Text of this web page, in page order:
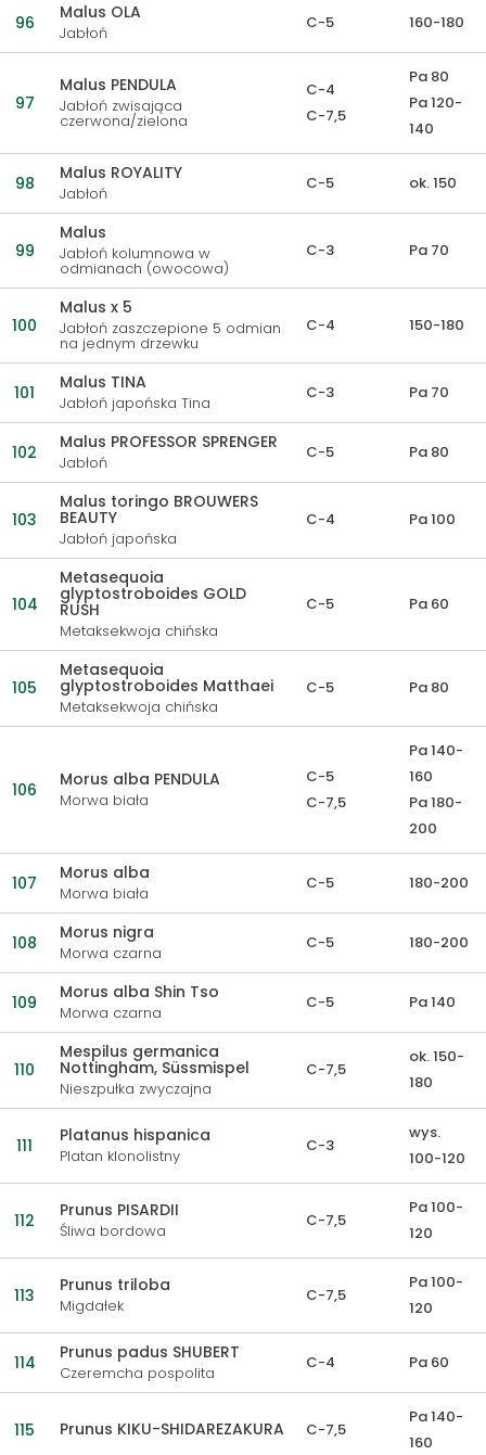
96 Malus OLA
Jabłoń
C-5 160-180
97
Malus PENDULA
Jabłoń zwisająca
czerwona/zielona
C-4
C-7,5
Pa 80
Pa 120-
140
98 Malus ROYALITY
Jabłoń
C-5 ok. 150
99
Malus
Jabłoń kolumnowa w
odmianach (owocowa)
C-3 Pa 70
100
Malus x 5
Jabłoń zaszczepione 5 odmian
na jednym drzewku
C-4 150-180
101 Malus TINA
Jabłoń japońska Tina
C-3 Pa 70
102 Malus PROFESSOR SPRENGER
Jabłoń
C-5 Pa 80
103
Malus toringo BROUWERS
BEAUTY
Jabłoń japońska
C-4 Pa 100
104
Metasequoia
glyptostroboides GOLD
RUSH
Metaksekwoja chińska
C-5 Pa 60
105
Metasequoia
glyptostroboides Matthaei
Metaksekwoja chińska
C-5 Pa 80
106 Morus alba PENDULA
Morwa biała
C-5
C-7,5
Pa 140-
160
Pa 180-
200
107 Morus alba
Morwa biała
C-5 180-200
108 Morus nigra
Morwa czarna
C-5 180-200
109 Morus alba Shin Tso
Morwa czarna
C-5 Pa 140
110
Mespilus germanica
Nottingham, Süssmispel
Nieszpułka zwyczajna
C-7,5
ok. 150-
180
111 Platanus hispanica
Platan klonolistny
C-3
wys.
100-120
112 Prunus PISARDII
Śliwa bordowa
C-7,5
Pa 100-
120
113 Prunus triloba
Migdałek
C-7,5
Pa 100-
120
114 Prunus padus SHUBERT
Czeremcha pospolita
C-4 Pa 60
115 Prunus KIKU-SHIDAREZAKURA C-7,5
Pa 140-
160